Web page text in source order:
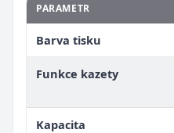
PARAMETR
Barva tisku
Funkce kazety
Kapacita